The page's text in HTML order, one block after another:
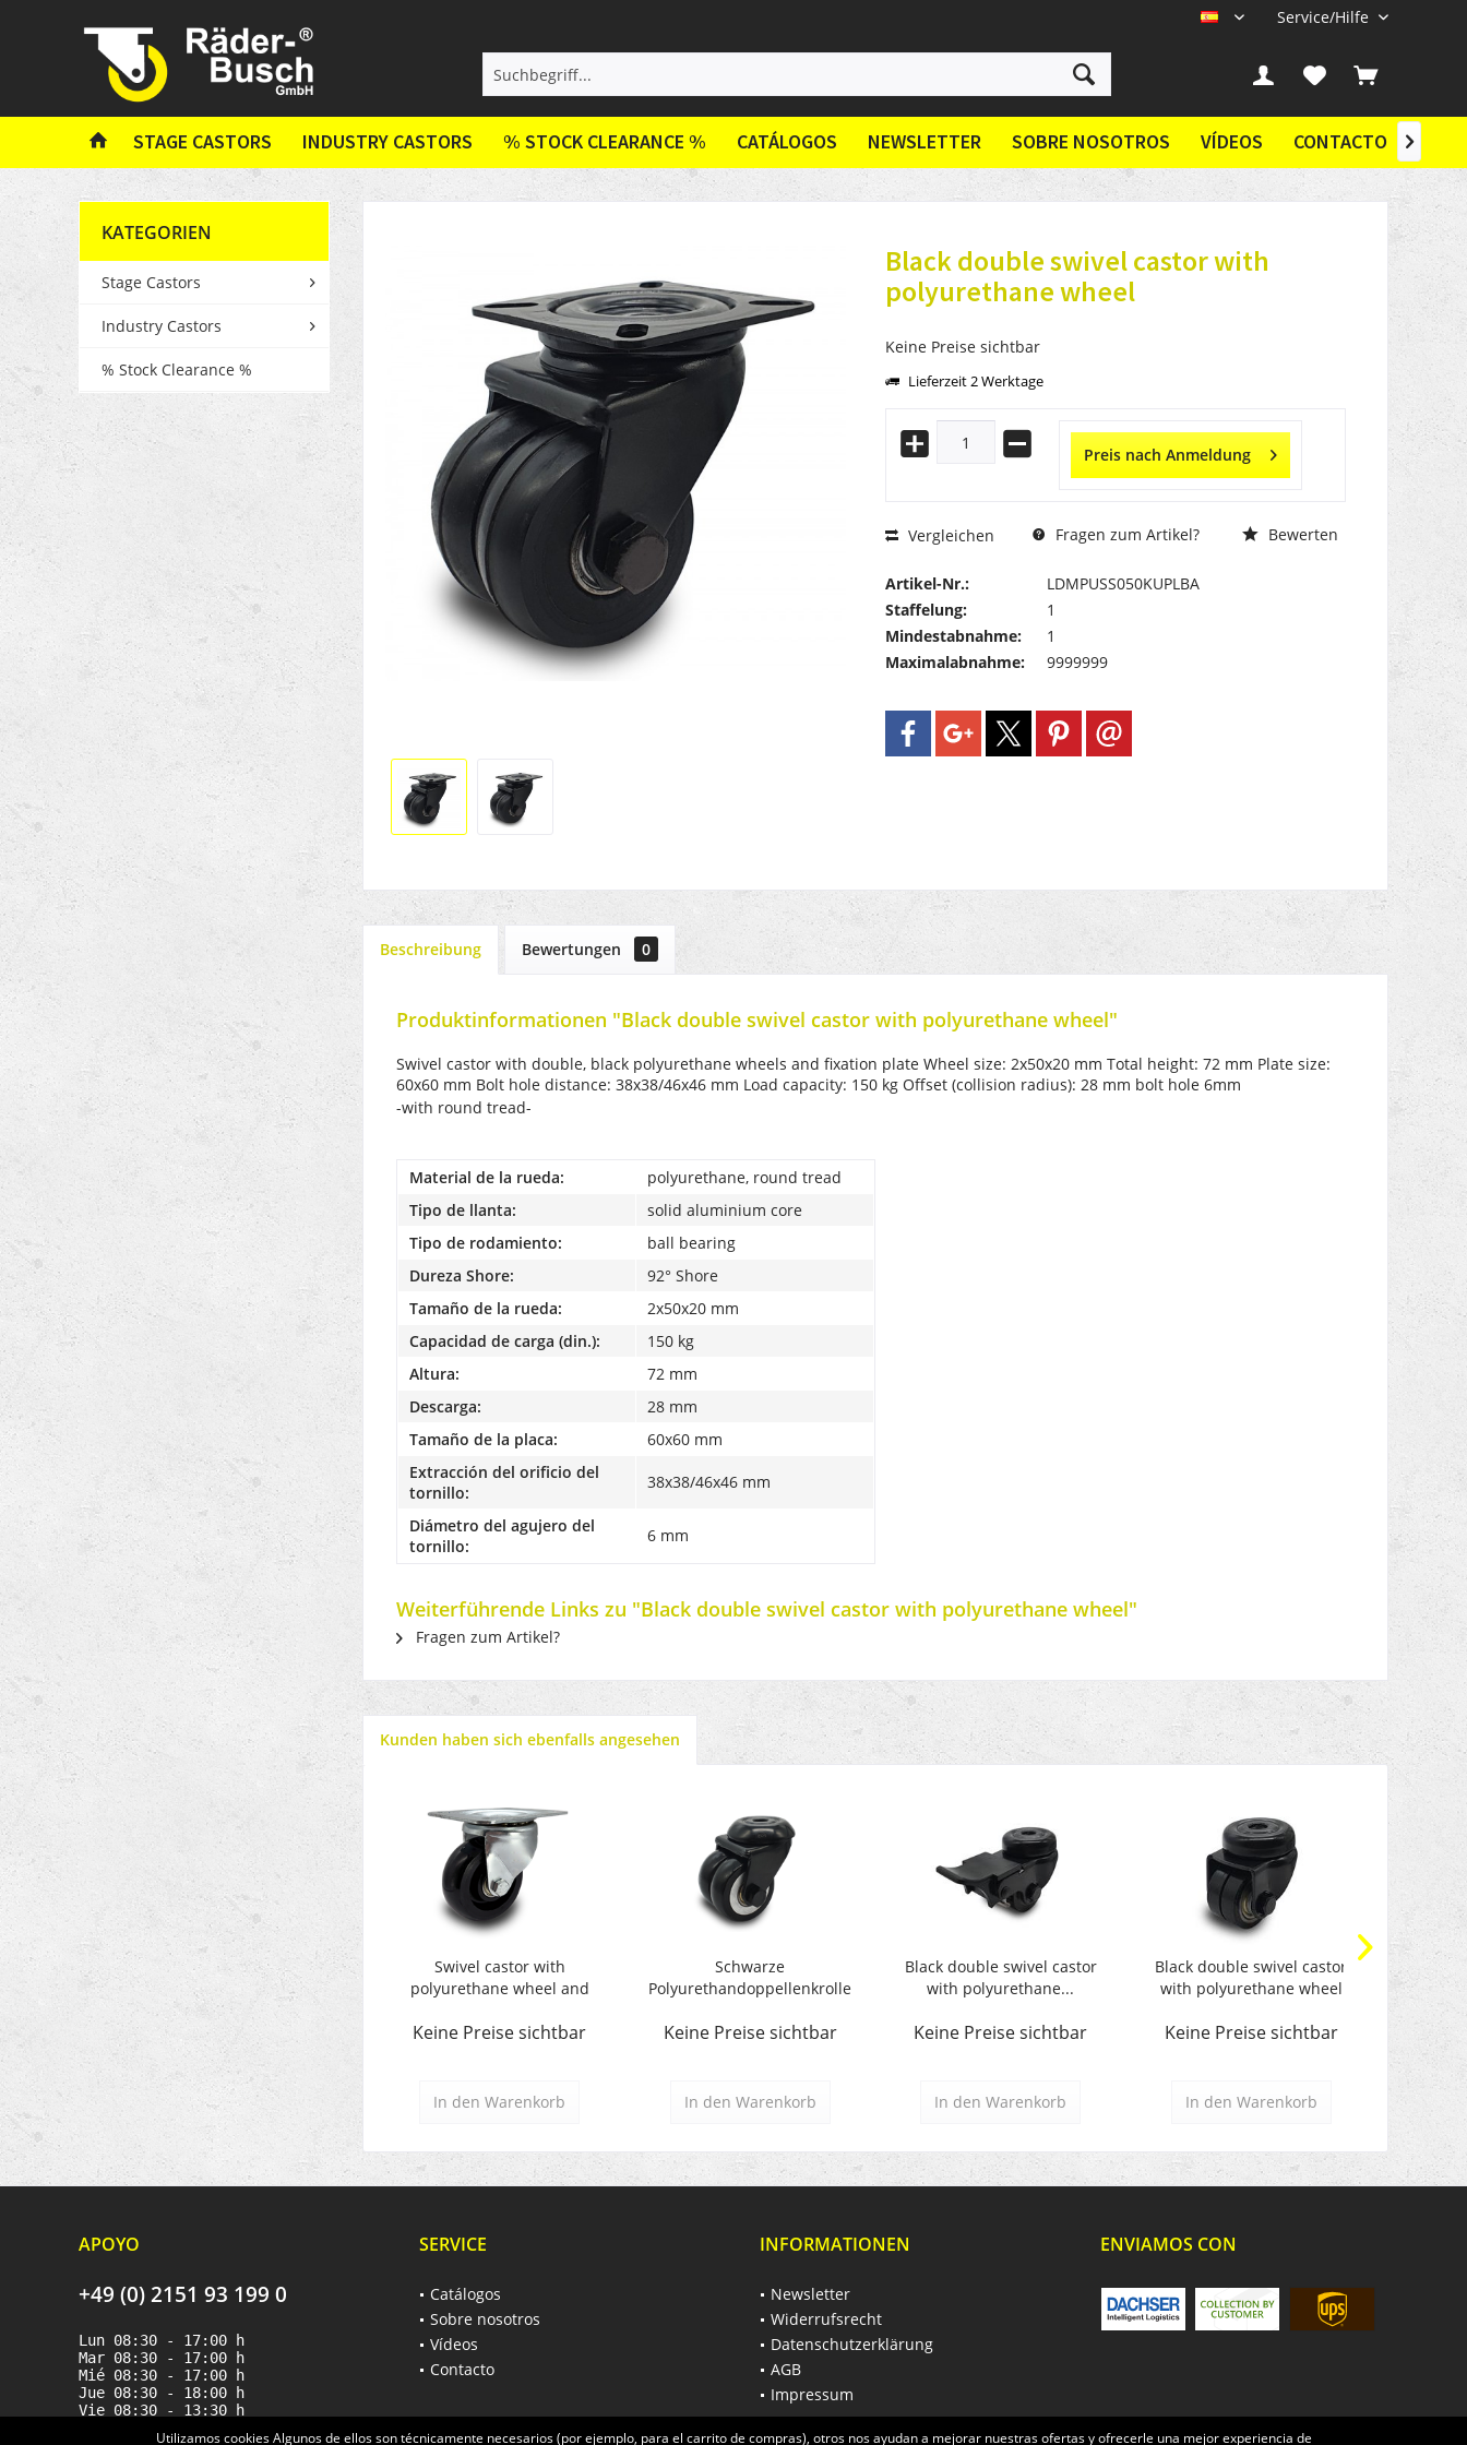
Service/Hilfe
STAGE CASTORS INDUSTRY CASTORS % STOCK CLEARANCE % CATÁLOGOS NEWSLETTER SOBRE NOSOTROS VÍDEOS CONTACTO 
KATEGORIEN
Stage Castors
Industry Castors
% Stock Clearance %
Black double swivel castor with
polyurethane wheel
Keine Preise sichtbar
Lieferzeit 2 Werktage
Preis nach Anmeldung
Vergleichen Fragen zum Artikel? Bewerten
Artikel-Nr.:
LDMPUSS050KUPLBA
Staffelung:
1
Mindestabnahme:
1
Maximalabnahme:
9999999
Beschreibung Bewertungen 0
Produktinformationen "Black double swivel castor with polyurethane wheel"
Swivel castor with double, black polyurethane wheels and fixation plate Wheel size: 2x50x20 mm Total height: 72 mm Plate size:
60x60 mm Bolt hole distance: 38x38/46x46 mm Load capacity: 150 kg Offset (collision radius): 28 mm bolt hole 6mm
-with round tread-
Material de la rueda:
polyurethane, round tread
Tipo de llanta:
solid aluminium core
Tipo de rodamiento:
ball bearing
Dureza Shore:
92° Shore
Tamaño de la rueda:
2x50x20 mm
Capacidad de carga (din.):
150 kg
Altura:
72 mm
Descarga:
28 mm
Tamaño de la placa:
60x60 mm
Extracción del orificio del
tornillo:
38x38/46x46 mm
Diámetro del agujero del
tornillo:
6 mm
Weiterführende Links zu "Black double swivel castor with polyurethane wheel"
Fragen zum Artikel?
Kunden haben sich ebenfalls angesehen
Swivel castor with
polyurethane wheel and
Keine Preise sichtbar
In den Warenkorb
Schwarze
Polyurethandoppellenkrolle
Keine Preise sichtbar
In den Warenkorb
Black double swivel castor
with polyurethane...
Keine Preise sichtbar
In den Warenkorb
Black double swivel castor
with polyurethane wheel
Keine Preise sichtbar
In den Warenkorb
APOYO
+49 (0) 2151 93 199 0
Lun 08:30 - 17:00 h
Mar 08:30 - 17:00 h
Mié 08:30 - 17:00 h
Jue 08:30 - 18:00 h
Vie 08:30 - 13:30 h
SERVICE
Catálogos
Sobre nosotros
Vídeos
Contacto
INFORMATIONEN
Newsletter
Widerrufsrecht
Datenschutzerklärung
AGB
Impressum
ENVIAMOS CON
Utilizamos cookies Algunos de ellos son técnicamente necesarios (por ejemplo, para el carrito de compras), otros nos ayudan a mejorar nuestras ofertas y ofrecerle una mejor experiencia de